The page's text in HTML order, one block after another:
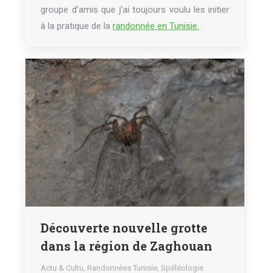
groupe d’amis que j’ai toujours voulu les initier
à la pratique de larandonnée en Tunisie.
Découverte nouvelle grotte
dans la région de Zaghouan
Actu & Cultu, Randonnées Tunisie,Spéléologie